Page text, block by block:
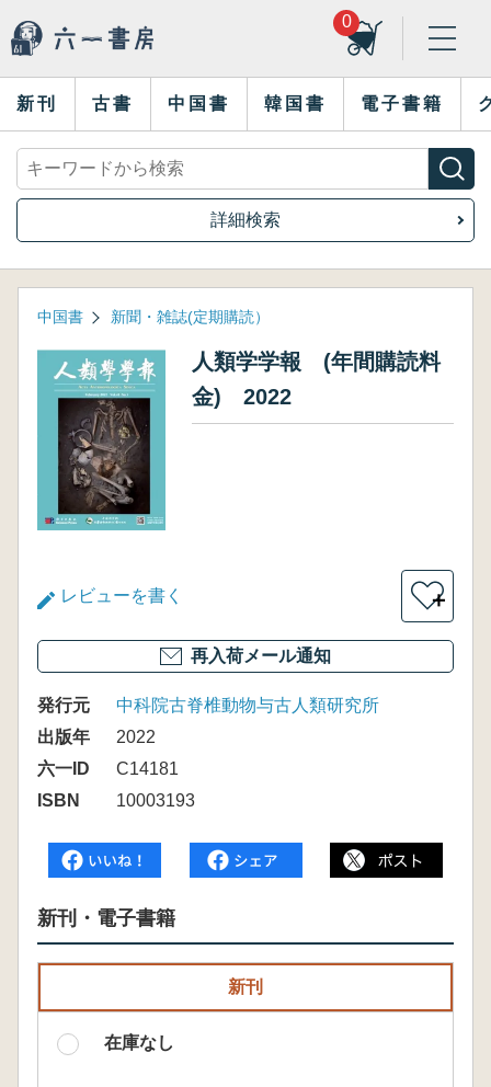
0
新刊 古書 中国書 韓国書 電子書籍
詳細検索
中国書 新聞・雑誌(定期購読）
人類学学報 (年間購読料
金) 2022
レビューを書く ＋
再入荷メール通知
発行元
中科院古脊椎動物与古人類研究所
出版年
2022
六一ID
C14181
ISBN
10003193
新刊・電子書籍
新刊
在庫なし